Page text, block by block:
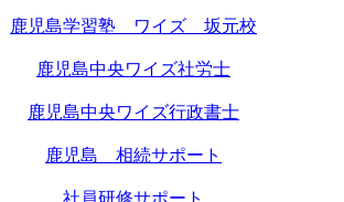
鹿児島学習塾 ワイズ 坂元校
鹿児島中央ワイズ社労士
鹿児島中央ワイズ行政書士
鹿児島 相続サポート
社員研修サポート